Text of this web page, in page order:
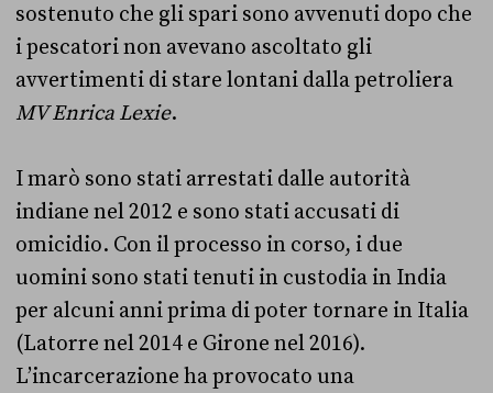
sostenuto che gli spari sono avvenuti dopo che
i pescatori non avevano ascoltato gli
avvertimenti di stare lontani dalla petroliera
MV Enrica Lexie.
I marò sono stati arrestati dalle autorità
indiane nel 2012 e sono stati accusati di
omicidio. Con il processo in corso, i due
uomini sono stati tenuti in custodia in India
per alcuni anni prima di poter tornare in Italia
(Latorre nel 2014 e Girone nel 2016).
L’incarcerazione ha provocato una